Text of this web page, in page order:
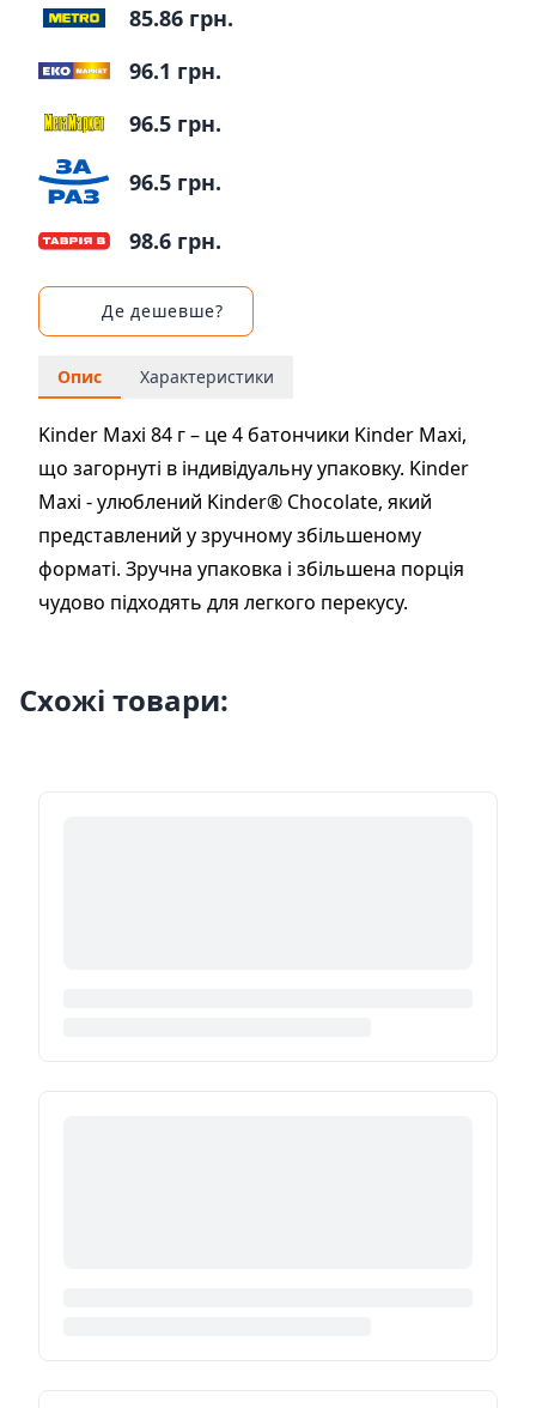
85.86 грн.
96.1 грн.
96.5 грн.
96.5 грн.
98.6 грн.
Де дешевше?
Опис Характеристики
Kinder Maxi 84 г – це 4 батончики Kinder Maxi,
що загорнуті в індивідуальну упаковку. Kinder
Maxi - улюблений Kinder® Chocolate, який
представлений у зручному збільшеному
форматі. Зручна упаковка і збільшена порція
чудово підходять для легкого перекусу.
Схожі товари: